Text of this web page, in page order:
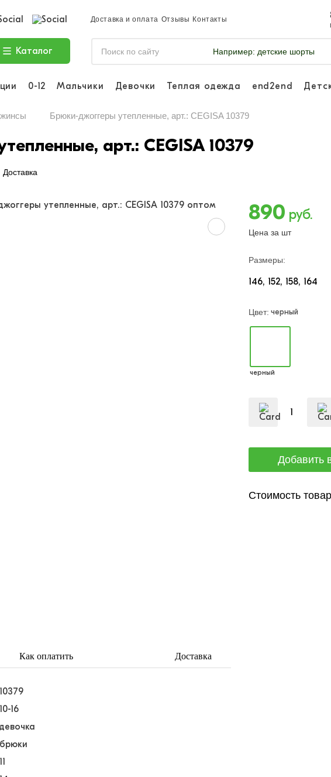
Доставка и оплата Отзывы Контакты
Каталог Например: детские шорты
0-12 Мальчики Девочки Теплая одежда end2end
Брюки-джоггеры утепленные, арт.: CEGISA 10379
арт.: CEGISA 10379
Доставка
890 руб.
Цена за шт
Размеры:
146 152 158 164
Цвет: черный
черный
Стоимость
Как оплатить Доставка
10379
10-16
девочка
брюки
11